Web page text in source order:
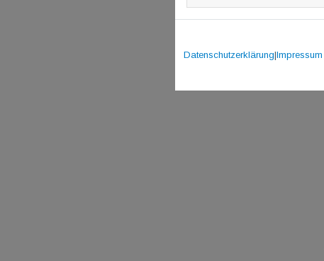
Datenschutzerklärung|Impressum